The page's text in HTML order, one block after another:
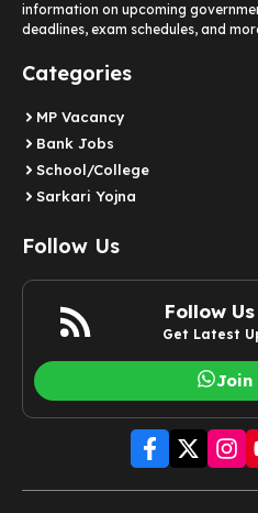
information on upcoming
deadlines, exam schedules, and
Categories
MP Vacancy
Bank Jobs
School/College
Sarkari Yojna
Follow Us
Follow
Get Latest
Join